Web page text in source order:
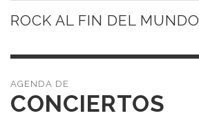
ROCK AL FIN DEL MUNDO
CONCIERTOS